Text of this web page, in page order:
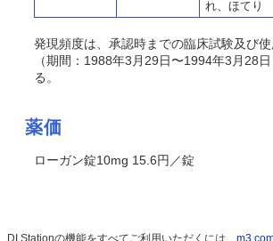
れ、ほてり
発現頻度は、承認時までの臨床試験及び
（期間：1988年3月29日〜1994年3月28
る。
薬価
ローガン錠10mg 15.6円／錠
DI Stationの機能をすべてご利用いただくには、